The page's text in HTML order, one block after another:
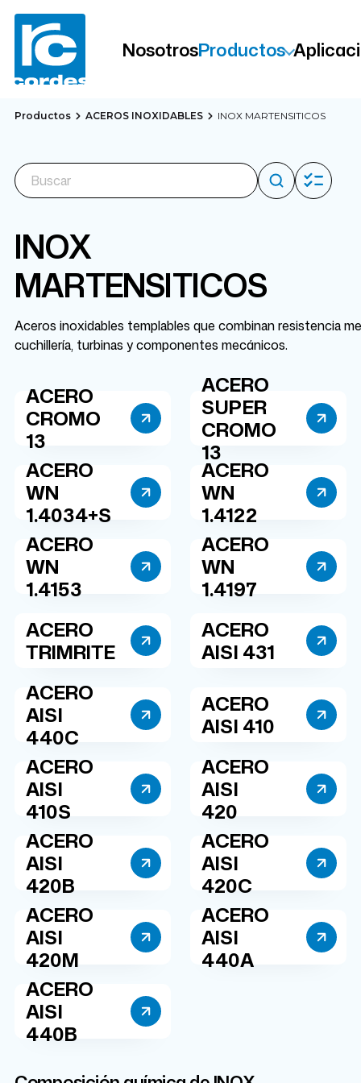
NosotrosProductos
Productos ACEROS INOXIDABLES INOX MARTENSITICOS
INOX
MARTENSITICOS
Aceros inoxidables templables que combinan resistencia
cuchillería, turbinas y componentes mecánicos.
ACERO
CROMO
13
ACERO
SUPER
CROMO
13
ACERO
WN
1.4034+S
ACERO
WN
1.4122
ACERO
WN
1.4153
ACERO
WN
1.4197
ACERO
TRIMRITE
ACERO
AISI 431
ACERO
AISI
440C
ACERO
AISI 410
ACERO
AISI
410S
ACERO
AISI
420
ACERO
AISI
420B
ACERO
AISI
420C
ACERO
AISI
420M
ACERO
AISI
440A
ACERO
AISI
440B